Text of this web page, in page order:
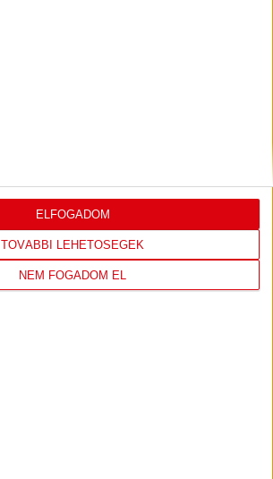
TOVÁBBI LEHETŐSÉGEK
NEM FOGADOM EL
ELFOGADOM